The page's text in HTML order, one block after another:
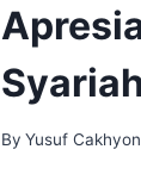
By Yusuf